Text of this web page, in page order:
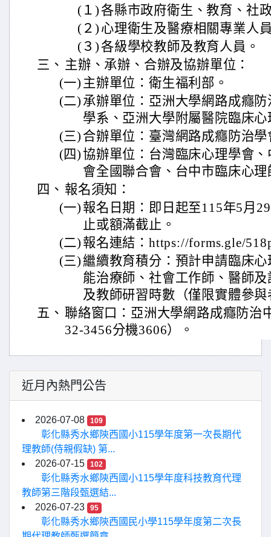
(１)各縣市政府衛生、教育、社
(２) 心理衛生及醫療相關專業人
(３)各級學校教師及教育人員。
三、 主辦、承辦、合辦及協辦單位：
(一) 主辦單位：衛生福利部。
(二) 承辦單位：亞洲大學網路成癮
學系、亞洲大學附屬醫院臨床
(三) 合辦單位：臺灣網路成癮防治學
(四)協辦單位：台灣臨床心理學會
會全國聯合會、台中市臨床心
四、 報名須知：
(一) 報名日期：即日起至115年5月
止或額滿截止。
(二) 報名連結：https://forms.gle/
(三) 繼續教育積分：預計申請臨床
能治療師、社會工作師、醫師
及教師研習時數（僅限實體參與
五、 聯絡窗口：亞洲大學網路成癮防治
32-3456分機3606）。
近月內熱門公告
2026-07-08 109
彰化縣秀水鄉陝西國小115學年度第一次長期代
理教師(侍親假缺) 第...
2026-07-15
102
彰化縣秀水鄉陝西國小115學年度科技教育代理
教師第三階段甄選結...
2026-07-23
95
彰化縣秀水鄉陝西國民小學115學年度第二次長